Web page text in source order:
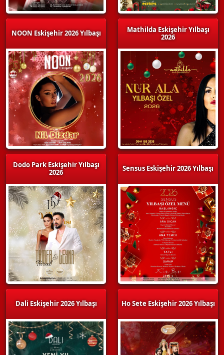
NOON Eskişehir 2026 Yılbaşı
Dodo Park Eskişehir Yılbaşı
2026
Dali Eskişehir 2026 Yılbaşı
Mathilda Eskişehir Yılbaşı
2026
Sensus Eskişehir 2026 Yılbaşı
Ho Sete Eskişehir 2026 Yılbaşı